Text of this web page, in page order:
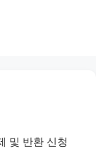
및 반환 신청